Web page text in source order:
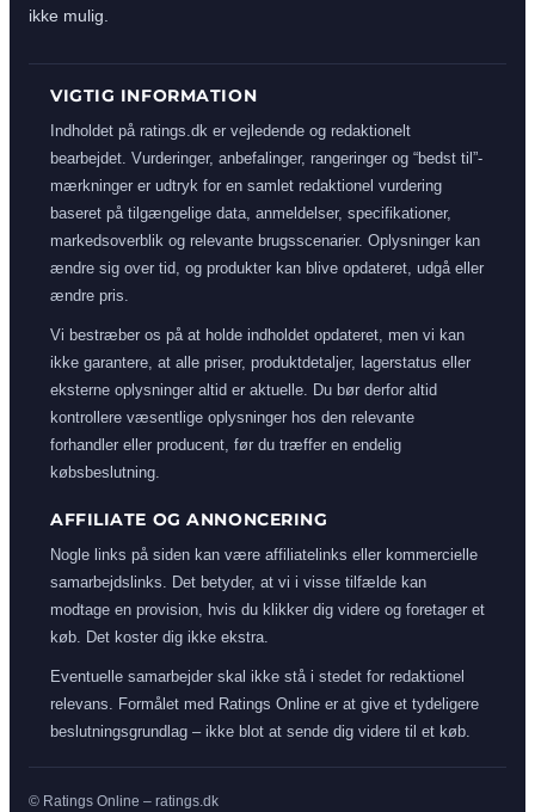
ikke mulig.
VIGTIG INFORMATION
Indholdet på ratings.dk er vejledende og redaktionelt
bearbejdet. Vurderinger, anbefalinger, rangeringer og “bedst til”-
mærkninger er udtryk for en samlet redaktionel vurdering
baseret på tilgængelige data, anmeldelser, specifikationer,
markedsoverblik og relevante brugsscenarier. Oplysninger kan
ændre sig over tid, og produkter kan blive opdateret, udgå eller
ændre pris.
Vi bestræber os på at holde indholdet opdateret, men vi kan
ikke garantere, at alle priser, produktdetaljer, lagerstatus eller
eksterne oplysninger altid er aktuelle. Du bør derfor altid
kontrollere væsentlige oplysninger hos den relevante
forhandler eller producent, før du træffer en endelig
købsbeslutning.
AFFILIATE OG ANNONCERING
Nogle links på siden kan være affiliatelinks eller kommercielle
samarbejdslinks. Det betyder, at vi i visse tilfælde kan
modtage en provision, hvis du klikker dig videre og foretager et
køb. Det koster dig ikke ekstra.
Eventuelle samarbejder skal ikke stå i stedet for redaktionel
relevans. Formålet med Ratings Online er at give et tydeligere
beslutningsgrundlag – ikke blot at sende dig videre til et køb.
© Ratings Online – ratings.dk